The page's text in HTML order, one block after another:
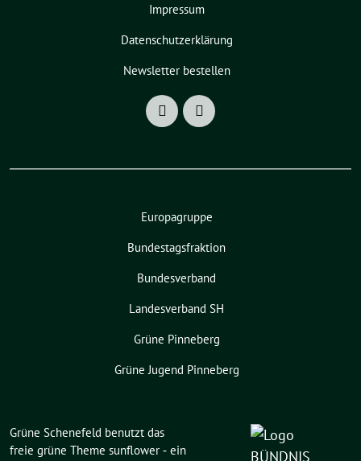
Impressum
Datenschutzerklärung
Newsletter bestellen
Europagruppe
Bundestagsfraktion
Bundesverband
Landesverband SH
Grüne Pinneberg
Grüne Jugend Pinneberg
Grüne Schenefeld benutzt das
freie grüne Theme sunflower ‐ ein